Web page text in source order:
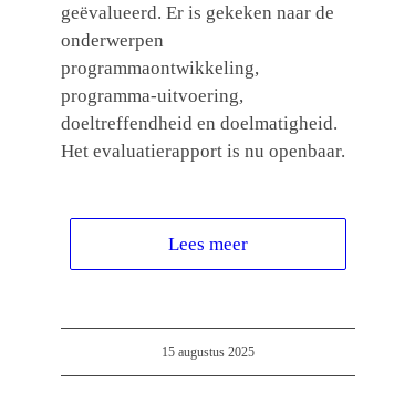
geëvalueerd. Er is gekeken naar de
onderwerpen
programmaontwikkeling,
programma-uitvoering,
doeltreffendheid en doelmatigheid.
Het evaluatierapport is nu openbaar.
Lees meer
15 augustus 2025